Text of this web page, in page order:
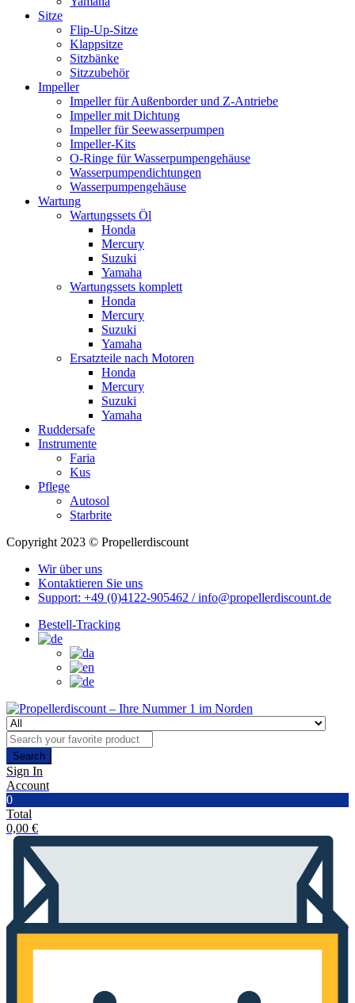
Sitze
Flip-Up-Sitze
Klappsitze
Sitzbänke
Sitzzubehör
Impeller
Impeller für Außenborder und Z-Antriebe
Impeller mit Dichtung
Impeller für Seewasserpumpen
Impeller-Kits
O-Ringe für Wasserpumpengehäuse
Wasserpumpendichtungen
Wasserpumpengehäuse
Wartung
Wartungssets Öl
Honda
Mercury
Suzuki
Yamaha
Wartungssets komplett
Honda
Mercury
Suzuki
Yamaha
Ersatzteile nach Motoren
Honda
Mercury
Suzuki
Yamaha
Ruddersafe
Instrumente
Faria
Kus
Pflege
Autosol
Starbrite
Copyright 2023 © Propellerdiscount
Wir über uns
Kontaktieren Sie uns
Support: +49 (0)4122-905462 / info@propellerdiscount.de
Bestell-Tracking
Search
Sign In
Account
0
Total
0,00 €